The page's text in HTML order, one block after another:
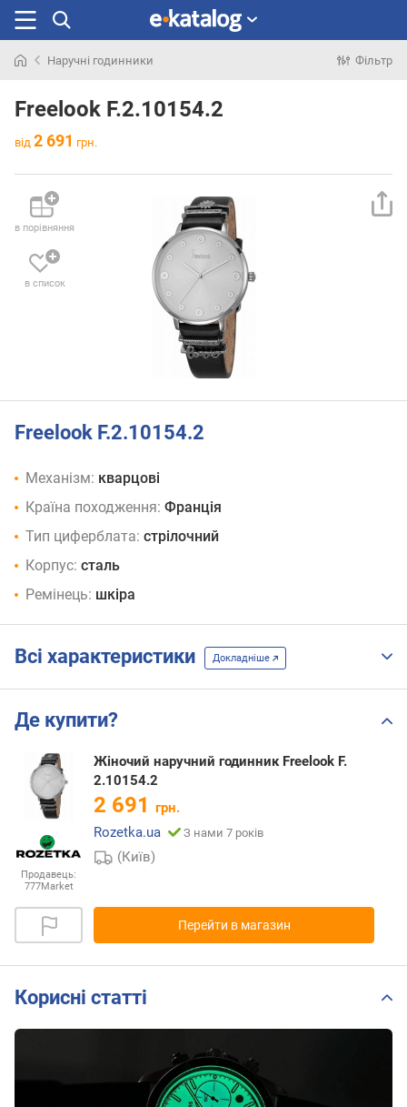
раніше
Наручні годинники Фільтр
Freelook F.2.10154.2
від 2 691 грн.
в порівняння
в список
Freelook F.2.10154.2
Механізм: кварцові
Країна походження: Франція
Тип циферблата: стрілочний
Корпус: сталь
Ремінець: шкіра
Всі характеристики Докладніше
Де купити?
Продавець:
777Market
Жіночий наручний годинник Freelook F.
2.10154.2
2 691 грн.
Rozetka.ua
З нами 7 років
(Київ)
Перейти в магазин
Корисні статті